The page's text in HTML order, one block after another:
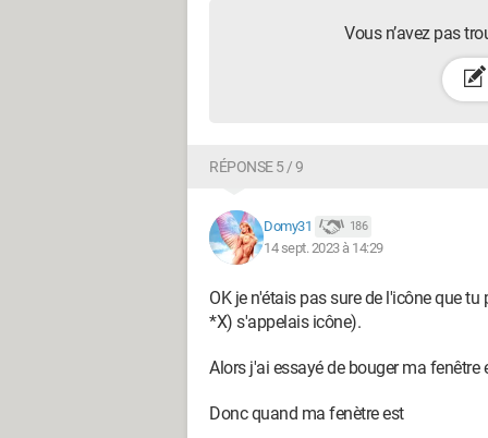
Vous n’avez pas
RÉPONSE 5 / 9
Domy31 186
14 sept. 2023 à 14:29
OK je n'étais pas sure de l'icône que
*X) s'appelais icône).
Alors j'ai essayé de bouger ma fenêtre
Donc quand ma fenètre est